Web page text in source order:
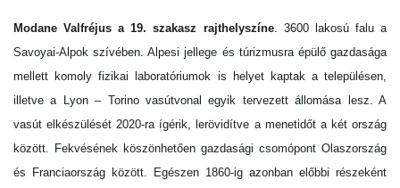
Modane Valfréjus a 19. szakasz rajthelyszíne. 3600 lakosú falu a
Savoyai-Alpok szívében. Alpesi jellege és túrizmusra épülő gazdasága
mellett komoly fizikai laboratóriumok is helyet kaptak a településen,
illetve a Lyon – Torino vasútvonal egyik tervezett állomása lesz. A
vasút elkészülését 2020-ra ígérik, lerövidítve a menetidőt a két ország
között. Fekvésének köszönhetően gazdasági csomópont Olaszország
és Franciaország között. Egészen 1860-ig azonban előbbi részeként